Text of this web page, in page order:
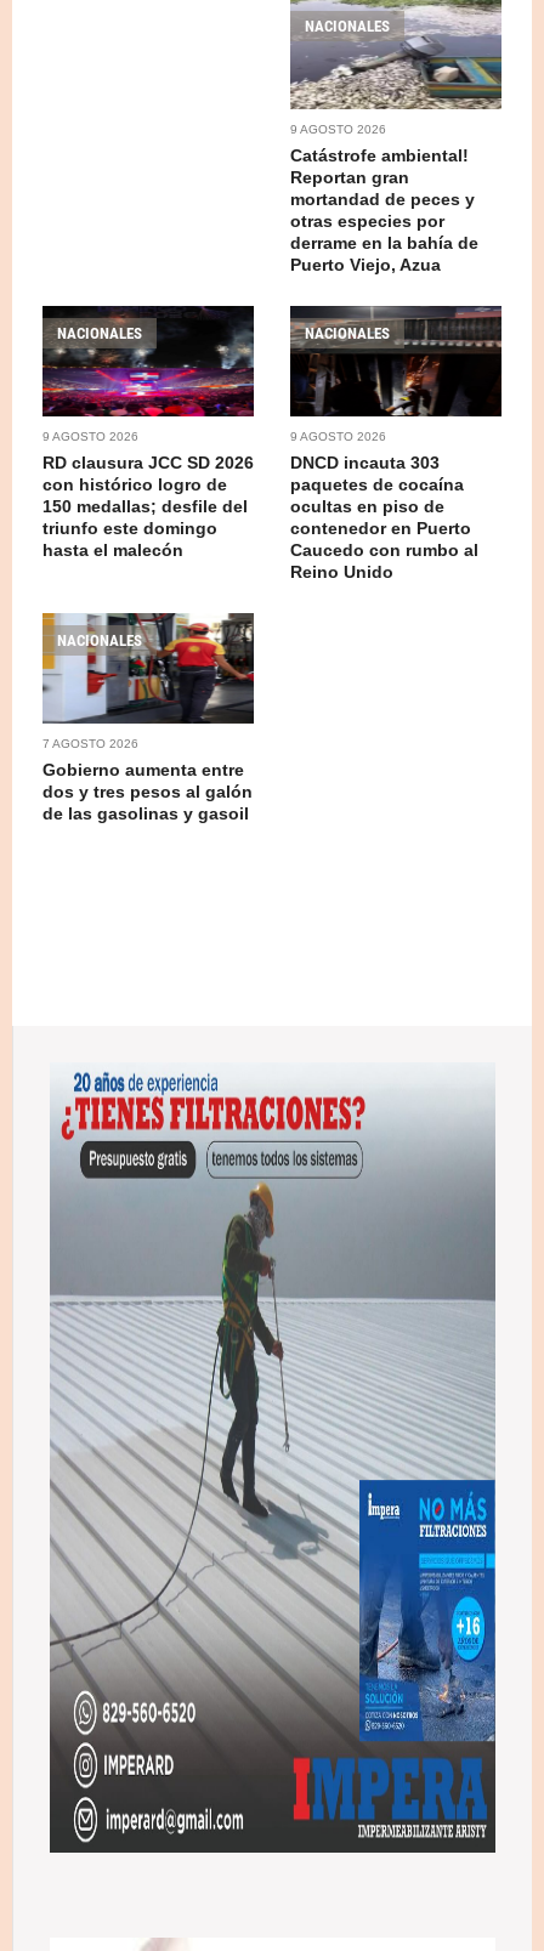
NACIONALES
9 AGOSTO 2026
Catástrofe ambiental!
Reportan gran
mortandad de peces y
otras especies por
derrame en la bahía de
Puerto Viejo, Azua
NACIONALES
9 AGOSTO 2026
RD clausura JCC SD 2026
con histórico logro de
150 medallas; desfile del
triunfo este domingo
hasta el malecón
NACIONALES
9 AGOSTO 2026
DNCD incauta 303
paquetes de cocaína
ocultas en piso de
contenedor en Puerto
Caucedo con rumbo al
Reino Unido
NACIONALES
7 AGOSTO 2026
Gobierno aumenta entre
dos y tres pesos al galón
de las gasolinas y gasoil